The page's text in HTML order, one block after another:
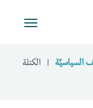
Toggle
السياسيّة
الكتلة